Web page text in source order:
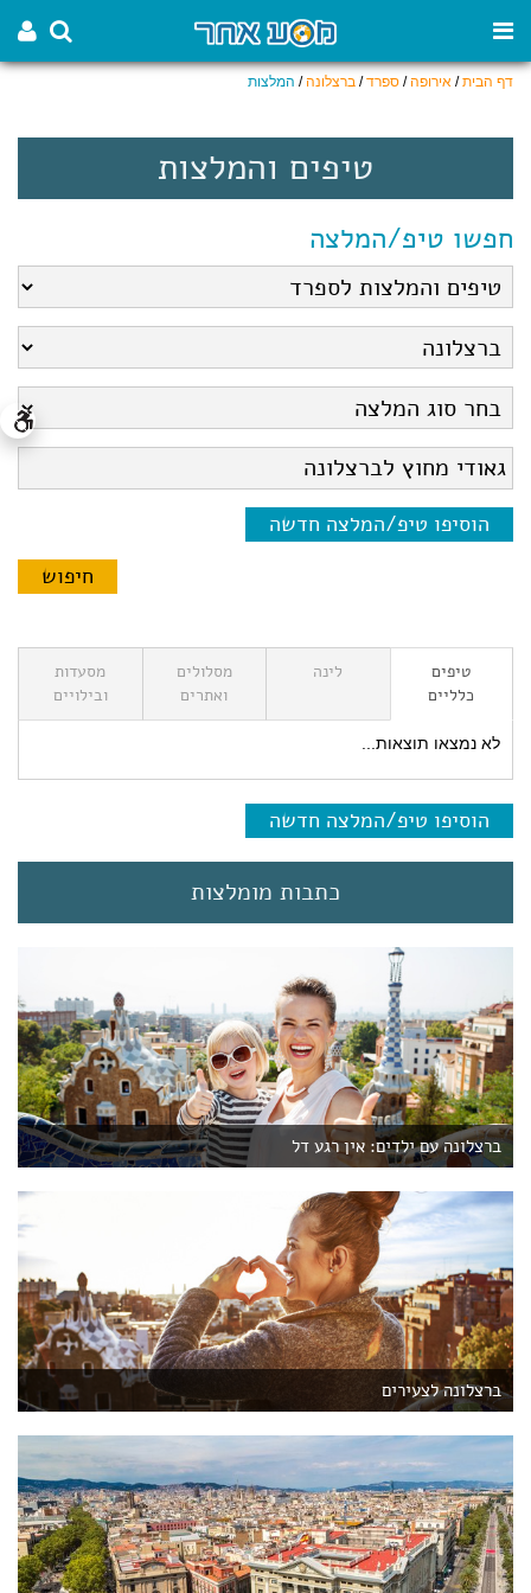
דף הבית/ אירופה/ ספרד/ ברצלונה/ המלצות
טיפים והמלצות
חפשו טיפ/המלצה
הוסיפו טיפ/המלצה חדשה
טיפים
כלליים
לינה
מסלולים
ואתרים
מסעדות
ובילויים
לא נמצאו תוצאות...
הוסיפו טיפ/המלצה חדשה
כתבות מומלצות
ברצלונה עם ילדים: אין רגע דל
ברצלונה לצעירים